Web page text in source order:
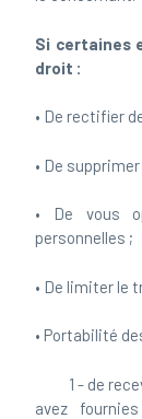
Si certaines
droit :
• De rectifier
• De
• De vous
personnelles ;
• De limiter le
• Portabilité
1 - de
avez